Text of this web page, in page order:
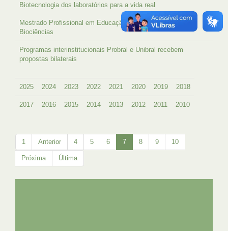
Biotecnologia dos laboratórios para a vida real
Mestrado Profissional em Educação, Gestão e Difusão em
Biociências
Programas interinstitucionais Probral e Unibral recebem
propostas bilaterais
2025 2024 2023 2022 2021 2020 2019 2018
2017 2016 2015 2014 2013 2012 2011 2010
1 Anterior 4 5 6 7 8 9 10
Próxima Última